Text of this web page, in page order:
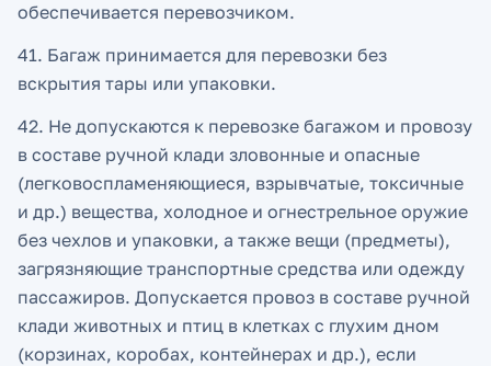
обеспечивается перевозчиком.
41. Багаж принимается для перевозки без
вскрытия тары или упаковки.
42. Не допускаются к перевозке багажом и провозу
в составе ручной клади зловонные и опасные
(легковоспламеняющиеся, взрывчатые, токсичные
и др.) вещества, холодное и огнестрельное оружие
без чехлов и упаковки, а также вещи (предметы),
загрязняющие транспортные средства или одежду
пассажиров. Допускается провоз в составе ручной
клади животных и птиц в клетках с глухим дном
(корзинах, коробах, контейнерах и др.), если